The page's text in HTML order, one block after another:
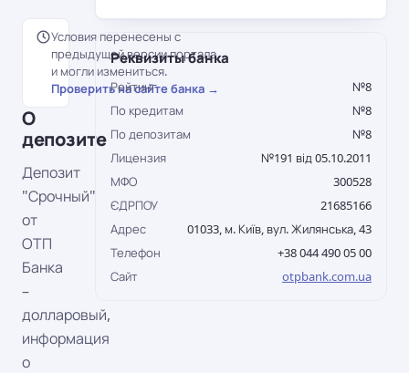
Условия перенесены с
предыдущей версии портала
и могли измениться.
Проверить на сайте банка →
О
депозите
Депозит
"Срочный"
от
ОТП
Банка
–
долларовый,
информация
о
Реквизиты банка
Рейтинг
№8
По кредитам
№8
По депозитам
№8
Лицензия
№191 від 05.10.2011
МФО
300528
ЄДРПОУ
21685166
Адрес
01033, м. Київ, вул. Жилянська, 43
Телефон
+38 044 490 05 00
Сайт
otpbank.com.ua